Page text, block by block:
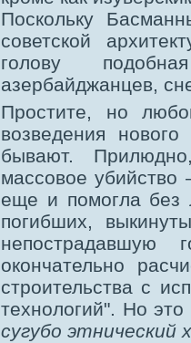
Поскольку
советской
голову
азербайджанцев,
Простите, но
возведения
бывают.
массовое убийство
еще и помогла без
погибших,
непострадавшую
окончательно
строительства с
технологий". Но
сугубо этнический